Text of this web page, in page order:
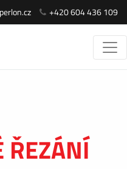
+420 604 436 109
ŘEZÁNÍ